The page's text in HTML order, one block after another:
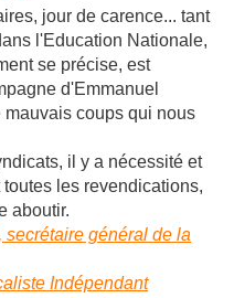
jour de carence... tant
l'Education Nationale,
se précise, est
d'Emmanuel
coups qui nous
il y a nécessité et
les revendications,
aboutir.
général de la
Indépendant